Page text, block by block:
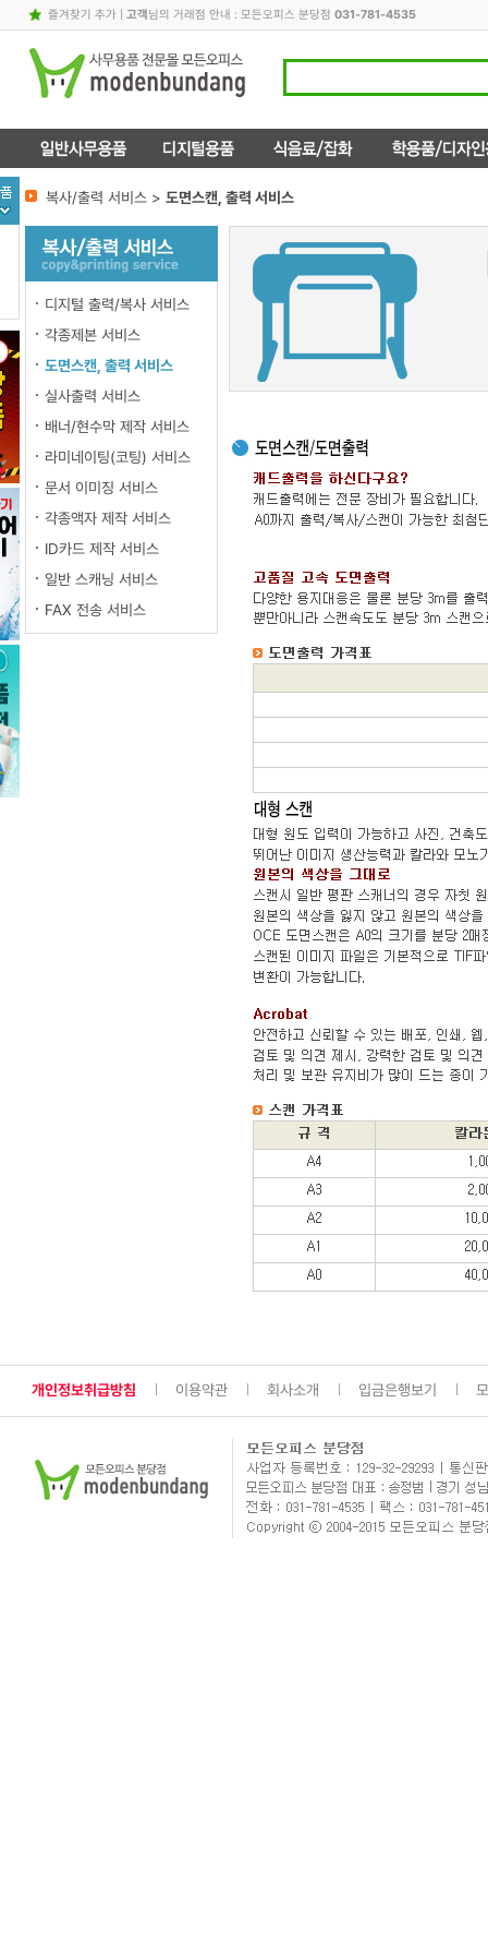
즐겨찾기 추가| 고객님의 거래점 안내 : 모든오피스 분당점 031-781-4535
복사/출력 서비스 > 도면스캔, 출력 서비스
디지털 출력/복사 서비스
각종제본 서비스
도면스캔, 출력 서비스
실사출력 서비스
배너/현수막 제작 서비스
라미네이팅(코팅) 서비스
문서 이미징 서비스
각종액자 제작 서비스
ID카드 제작 서비스
일반 스캐닝 서비스
FAX 전송 서비스
개인정보취급방침 이용약관 회사소개 입금은행보기